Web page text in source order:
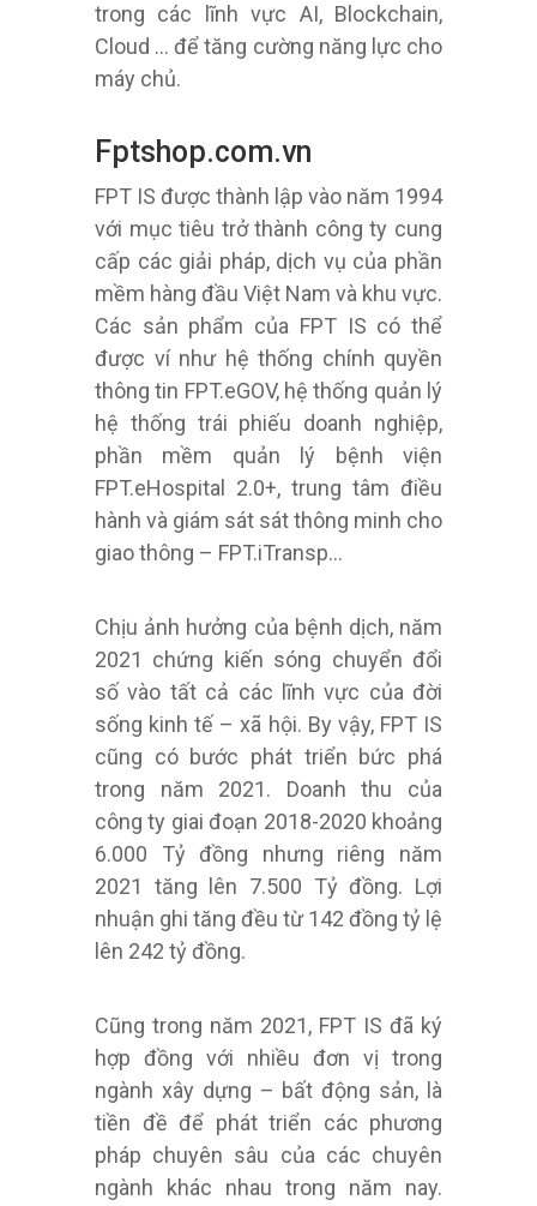
trong các lĩnh vực AI, Blockchain,
Cloud … để tăng cường năng lực cho
máy chủ.
Fptshop.com.vn
FPT IS được thành lập vào năm 1994
với mục tiêu trở thành công ty cung
cấp các giải pháp, dịch vụ của phần
mềm hàng đầu Việt Nam và khu vực.
Các sản phẩm của FPT IS có thể
được ví như hệ thống chính quyền
thông tin FPT.eGOV, hệ thống quản lý
hệ thống trái phiếu doanh nghiệp,
phần mềm quản lý bệnh viện
FPT.eHospital 2.0+, trung tâm điều
hành và giám sát sát thông minh cho
giao thông – FPT.iTransp…
Chịu ảnh hưởng của bệnh dịch, năm
2021 chứng kiến ​​sóng chuyển đổi
số vào tất cả các lĩnh vực của đời
sống kinh tế – xã hội. By vậy, FPT IS
cũng có bước phát triển bức phá
trong năm 2021. Doanh thu của
công ty giai đoạn 2018-2020 khoảng
6.000 Tỷ đồng nhưng riêng năm
2021 tăng lên 7.500 Tỷ đồng. Lợi
nhuận ghi tăng đều từ 142 đồng tỷ lệ
lên 242 tỷ đồng.
Cũng trong năm 2021, FPT IS đã ký
hợp đồng với nhiều đơn vị trong
ngành xây dựng – bất động sản, là
tiền đề để phát triển các phương
pháp chuyên sâu của các chuyên
ngành khác nhau trong năm nay.